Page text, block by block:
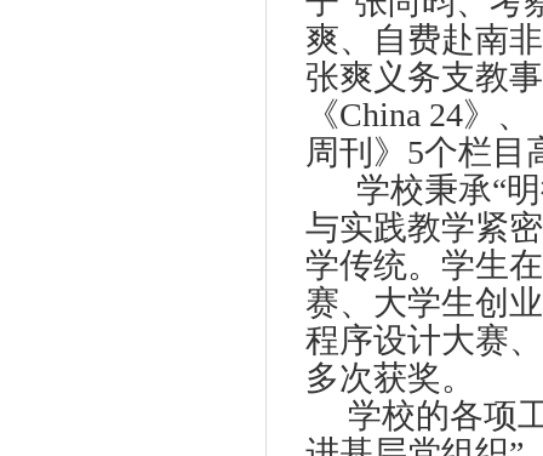
爽、自费赴南
张爽义务支教
《China 24》、
周刊》 5个栏目
学校秉承“
与实践教学紧
学传统。学生
赛、大学生创
程序设计大赛
多次获奖。
学校的各项